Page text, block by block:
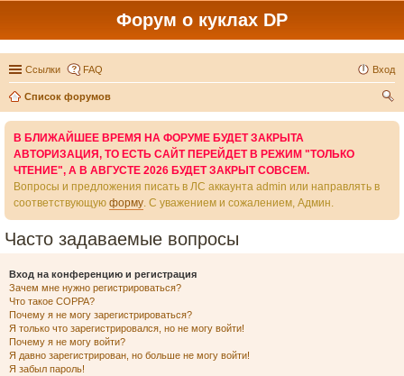
Форум о куклах DP
Ссылки FAQ Вход
Список форумов
В БЛИЖАЙШЕЕ ВРЕМЯ НА ФОРУМЕ БУДЕТ ЗАКРЫТА
АВТОРИЗАЦИЯ, ТО ЕСТЬ САЙТ ПЕРЕЙДЕТ В РЕЖИМ "ТОЛЬКО
ЧТЕНИЕ", А В АВГУСТЕ 2026 БУДЕТ ЗАКРЫТ СОВСЕМ.
Вопросы и предложения писать в ЛС аккаунта admin или направлять в
соответствующую форму. С уважением и сожалением, Админ.
Часто задаваемые вопросы
Вход на конференцию и регистрация
Зачем мне нужно регистрироваться?
Что такое COPPA?
Почему я не могу зарегистрироваться?
Я только что зарегистрировался, но не могу войти!
Почему я не могу войти?
Я давно зарегистрирован, но больше не могу войти!
Я забыл пароль!